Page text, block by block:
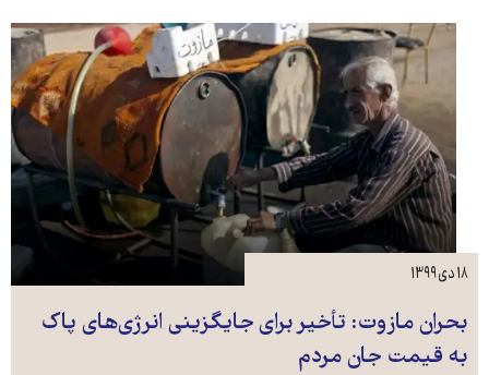
بحران مازوت: تأخیر برای جایگزینی انرژی‌های پاک
به قیمت جان مردم
۱۸ دی ۱۳۹۹